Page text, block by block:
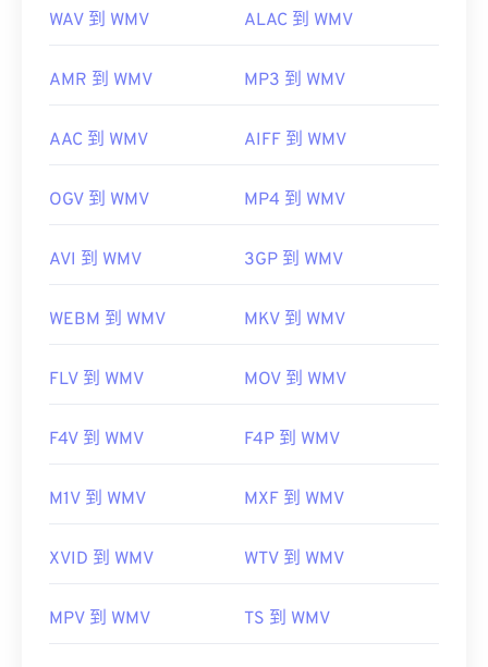
WAV 到 WMV ALAC 到 WMV
AMR 到 WMV MP3 到 WMV
AAC 到 WMV AIFF 到 WMV
OGV 到 WMV MP4 到 WMV
AVI 到 WMV 3GP 到 WMV
WEBM 到 WMV MKV 到 WMV
FLV 到 WMV MOV 到 WMV
F4V 到 WMV F4P 到 WMV
M1V 到 WMV MXF 到 WMV
XVID 到 WMV WTV 到 WMV
MPV 到 WMV TS 到 WMV